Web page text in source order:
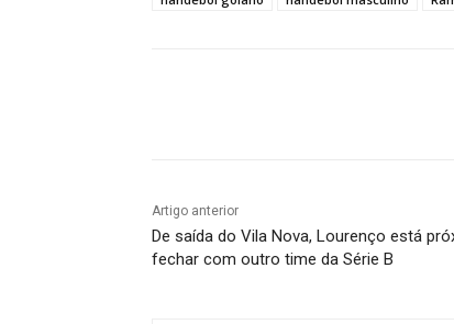
Artigo anterior
De saída do Vila Nova, Lourenço está
fechar com outro time da Série B